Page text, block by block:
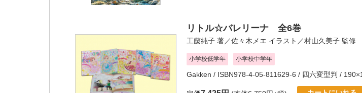
リトル☆バレリーナ 全6巻
工藤純子 著／佐々木メエ イラスト／村山久美子 監修
小学校低学年 小学校中学年
Gakken / ISBN978-4-05-811629-6 / 四六変型判 /